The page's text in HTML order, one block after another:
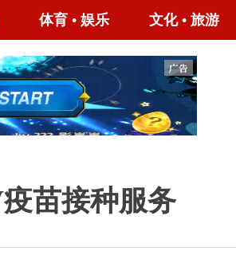
体育 • 娱乐 文化• 旅游
苗接种服务